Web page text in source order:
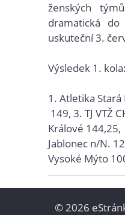
ženských
dramatická
uskuteční 3.
Výsledek 1. kola:
1. Atletika Stará
149, 3. TJ VTŽ
Králové 144,25,
Jablonec n/N.
Vysoké Mýto
© 2026